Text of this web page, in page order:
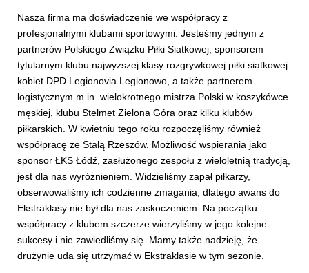
Nasza firma ma doświadczenie we współpracy z
profesjonalnymi klubami sportowymi. Jesteśmy jednym z
partnerów Polskiego Związku Piłki Siatkowej, sponsorem
tytularnym klubu najwyższej klasy rozgrywkowej piłki siatkowej
kobiet DPD Legionovia Legionowo, a także partnerem
logistycznym m.in. wielokrotnego mistrza Polski w koszykówce
męskiej, klubu Stelmet Zielona Góra oraz kilku klubów
piłkarskich. W kwietniu tego roku rozpoczęliśmy również
współpracę ze Stalą Rzeszów. Możliwość wspierania jako
sponsor ŁKS Łódź, zasłużonego zespołu z wieloletnią tradycją,
jest dla nas wyróżnieniem. Widzieliśmy zapał piłkarzy,
obserwowaliśmy ich codzienne zmagania, dlatego awans do
Ekstraklasy nie był dla nas zaskoczeniem. Na początku
współpracy z klubem szczerze wierzyliśmy w jego kolejne
sukcesy i nie zawiedliśmy się. Mamy także nadzieję, że
drużynie uda się utrzymać w Ekstraklasie w tym sezonie.